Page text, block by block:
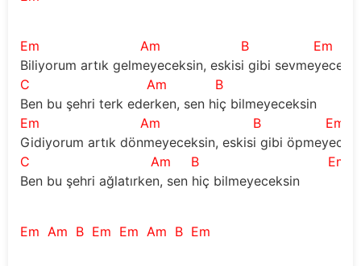
Em Am B
Em
Biliyorum artık gelmeyeceksin, eskisi gibi
C
Am B
Ben bu şehri terk ederken, sen hiç bilmeyeceksin
Em
Am B
Em
Gidiyorum artık dönmeyeceksin, eskisi gibi
C
Am B
Em
Ben bu şehri ağlatırken, sen hiç bilmeyeceksin
Em Am B Em Em Am B Em